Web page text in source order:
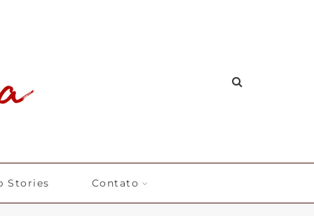
Stories Contato